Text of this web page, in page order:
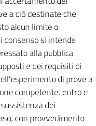
a ciò destinate che
alcun limite o
consenso si intende
alla pubblica
e dei requisiti di
di prove a
competente, entro e
dei
con provvedimento